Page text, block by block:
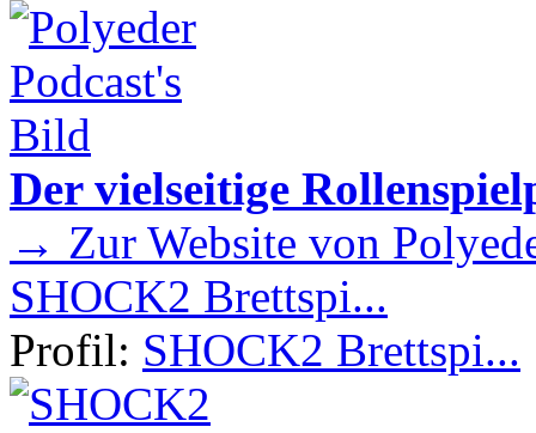
Der vielseitige
→ Zur Website von
SHOCK2 Brettspi...
Profil: SHOCK2 Brettspi...